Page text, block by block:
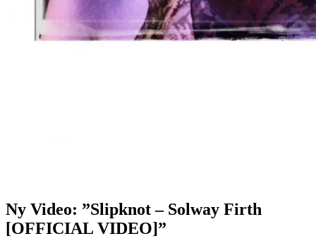
Ny Video: ”Slipknot – Solway Firth
[OFFICIAL VIDEO]”